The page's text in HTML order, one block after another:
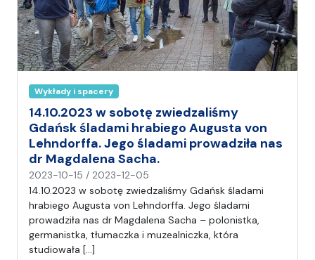
Wykłady i spacery
14.10.2023 w sobotę zwiedzaliśmy
Gdańsk śladami hrabiego Augusta von
Lehndorffa. Jego śladami prowadziła nas
dr Magdalena Sacha.
2023-10-15 / 2023-12-05
a
p
i
s
14.10.2023 w sobotę zwiedzaliśmy Gdańsk śladami
hrabiego Augusta von Lehndorffa. Jego śladami
prowadziła nas dr Magdalena Sacha – polonistka,
germanistka, tłumaczka i muzealniczka, która
studiowała […]